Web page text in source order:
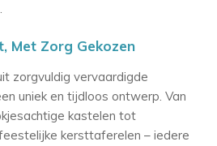
Met Zorg Gekozen
zorgvuldig vervaardigde
uniek en tijdloos ontwerp. Van
kastelen tot
kersttaferelen – iedere